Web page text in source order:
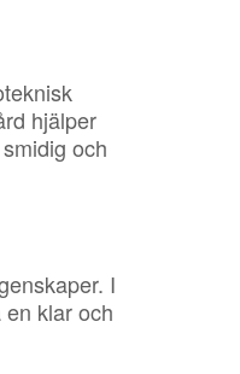
hjälper
och
I
klar och